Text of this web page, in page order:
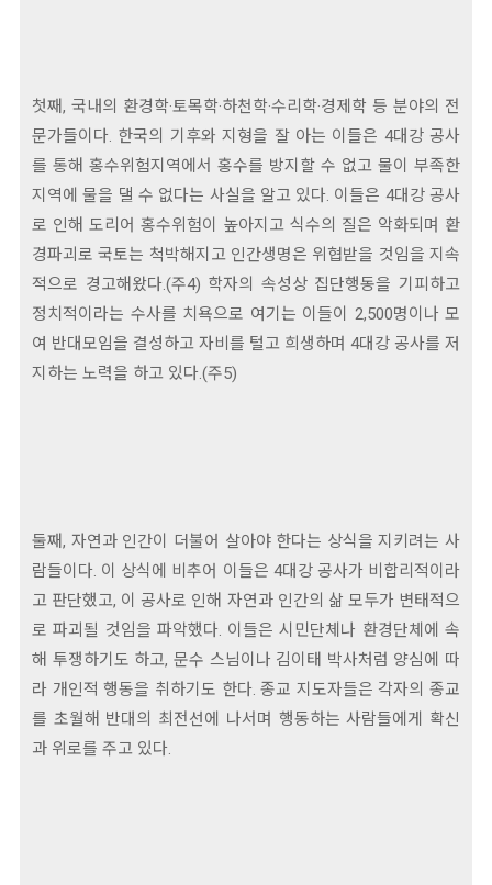
첫째, 국내의 환경학·토목학·하천학·수리학·경제학 등 분야의 전
문가들이다. 한국의 기후와 지형을 잘 아는 이들은 4대강 공사
를 통해 홍수위험지역에서 홍수를 방지할 수 없고 물이 부족한
지역에 물을 댈 수 없다는 사실을 알고 있다. 이들은 4대강 공사
로 인해 도리어 홍수위험이 높아지고 식수의 질은 악화되며 환
경파괴로 국토는 척박해지고 인간생명은 위협받을 것임을 지속
적으로 경고해왔다.(주4) 학자의 속성상 집단행동을 기피하고
정치적이라는 수사를 치욕으로 여기는 이들이 2,500명이나 모
여 반대모임을 결성하고 자비를 털고 희생하며 4대강 공사를 저
지하는 노력을 하고 있다.(주5)
둘째, 자연과 인간이 더불어 살아야 한다는 상식을 지키려는 사
람들이다. 이 상식에 비추어 이들은 4대강 공사가 비합리적이라
고 판단했고, 이 공사로 인해 자연과 인간의 삶 모두가 변태적으
로 파괴될 것임을 파악했다. 이들은 시민단체나 환경단체에 속
해 투쟁하기도 하고, 문수 스님이나 김이태 박사처럼 양심에 따
라 개인적 행동을 취하기도 한다. 종교 지도자들은 각자의 종교
를 초월해 반대의 최전선에 나서며 행동하는 사람들에게 확신
과 위로를 주고 있다.